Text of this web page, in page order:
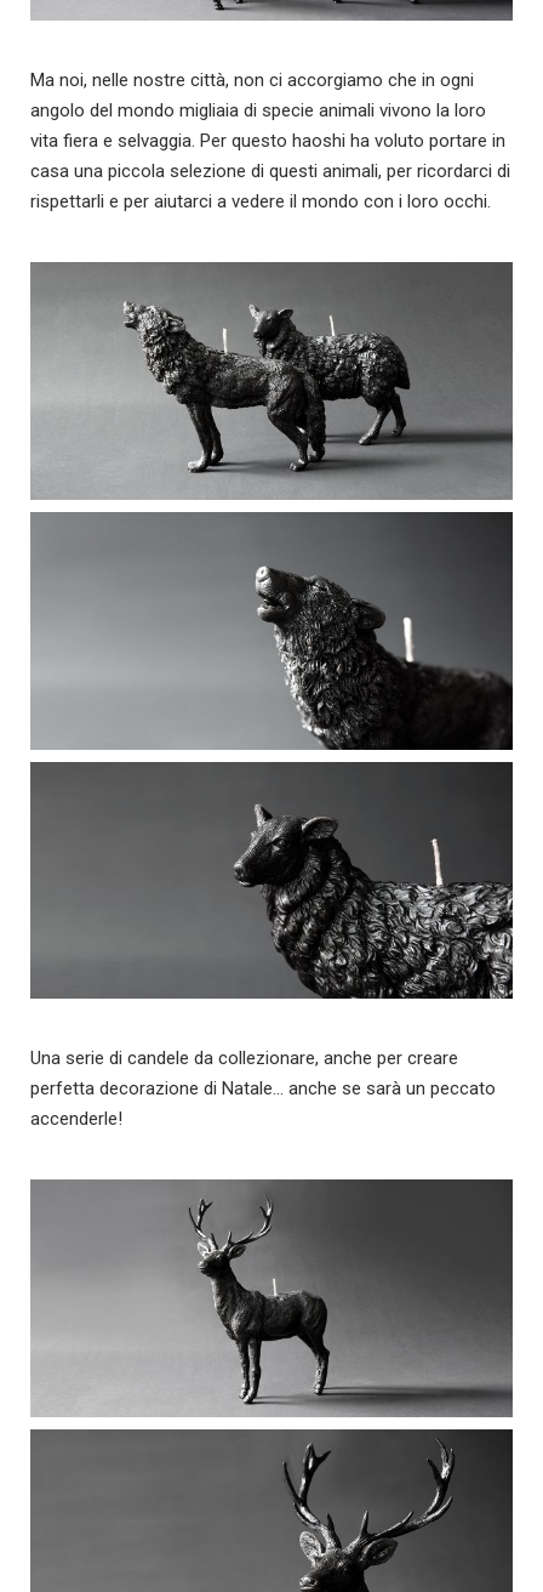
Ma noi, nelle nostre città, non ci accorgiamo che in ogni
angolo del mondo migliaia di specie animali vivono la loro
vita fiera e selvaggia. Per questo haoshi ha voluto portare in
casa una piccola selezione di questi animali, per ricordarci di
rispettarli e per aiutarci a vedere il mondo con i loro occhi.
Una serie di candele da collezionare, anche per creare
perfetta decorazione di Natale… anche se sarà un peccato
accenderle!